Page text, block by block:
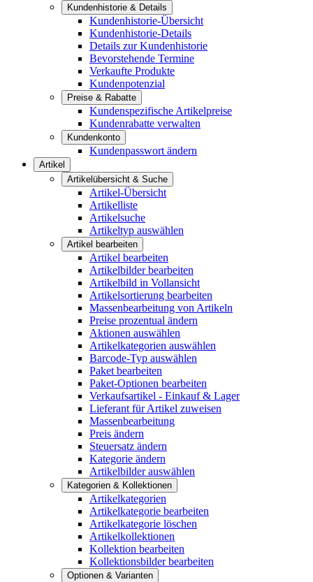
Kundenhistorie & Details
Kundenhistorie-Übersicht
Kundenhistorie-Details
Details zur Kundenhistorie
Bevorstehende Termine
Verkaufte Produkte
Kundenpotenzial
Preise & Rabatte
Kundenspezifische Artikelpreise
Kundenrabatte verwalten
Kundenkonto
Kundenpasswort ändern
Artikel
Artikelübersicht & Suche
Artikel-Übersicht
Artikelliste
Artikelsuche
Artikeltyp auswählen
Artikel bearbeiten
Artikel bearbeiten
Artikelbilder bearbeiten
Artikelbild in Vollansicht
Artikelsortierung bearbeiten
Massenbearbeitung von Artikeln
Preise prozentual ändern
Aktionen auswählen
Artikelkategorien auswählen
Barcode-Typ auswählen
Paket bearbeiten
Paket-Optionen bearbeiten
Verkaufsartikel - Einkauf & Lager
Lieferant für Artikel zuweisen
Massenbearbeitung
Preis ändern
Steuersatz ändern
Kategorie ändern
Artikelbilder auswählen
Kategorien & Kollektionen
Artikelkategorien
Artikelkategorie bearbeiten
Artikelkategorie löschen
Artikelkollektionen
Kollektion bearbeiten
Kollektionsbilder bearbeiten
Optionen & Varianten